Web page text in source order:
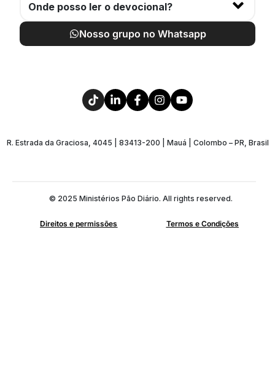
Onde posso ler o devocional?
Nosso grupo no Whatsapp
R. Estrada da Graciosa, 4045 | 83413-200 | Mauá | Colombo – PR, Brasil
© 2025 Ministérios Pão Diário. All rights reserved.
Direitos e permissões Termos e Condições